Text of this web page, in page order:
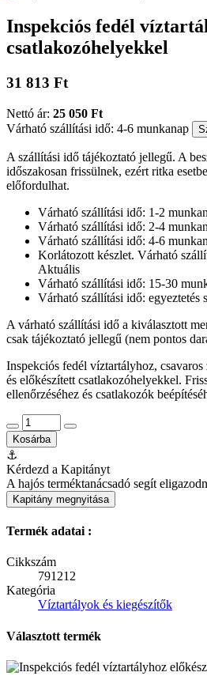
Inspekciós fedél
csatlakozóhelyekkel
31 813 Ft
Nettó ár: 25 050 Ft
Várható szállítási idő: 4-6 munkanap
A szállítási idő tájékoztató jellegű. A
időszakosan frissülnek, ezért ritka
előfordulhat.
Várható szállítási idő: 1-2
Várható szállítási idő: 2-4
Várható szállítási idő: 4-6
Korlátozott készlet. Várható
Aktuális
Várható szállítási idő: 15-30
Várható szállítási idő: egyeztetés
A várható szállítási idő a kiválasztott
csak tájékoztató jellegű (nem pontos
Inspekciós fedél víztartályhoz, csavaros
és előkészített csatlakozóhelyekkel.
ellenőrzéséhez és csatlakozók
Kosárba
⚓
Kérdezd a Kapitányt
A hajós terméktanácsadó segít
Kapitány megnyitása
Termék adatai :
Cikkszám
791212
Kategória
Víztartályok és kiegészítők
Választott termék